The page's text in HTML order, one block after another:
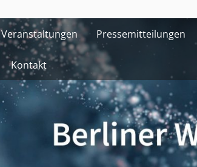
Veranstaltungen Pressemitteilungen
Kontakt